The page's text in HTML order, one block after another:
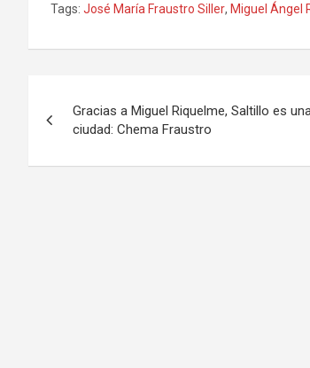
Tags: José María Fraustro Siller, Miguel Ángel
de
entradas
Gracias a Miguel Riquelme, Saltillo es
ciudad: Chema Fraustro